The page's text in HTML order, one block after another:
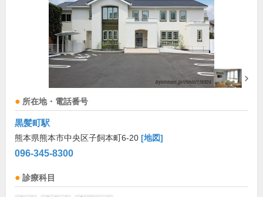
所在地・電話番号
黒髪町駅
熊本県熊本市中央区子飼本町6-20 [地図]
096-345-8300
診療科目